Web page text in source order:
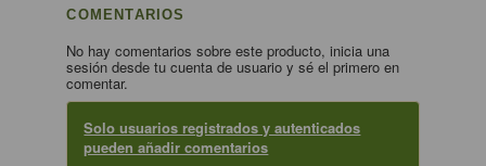
COMENTARIOS
No hay comentarios sobre este producto, inicia una
sesión desde tu cuenta de usuario y sé el primero en
comentar.
Solo usuarios registrados y autenticados
pueden añadir comentarios